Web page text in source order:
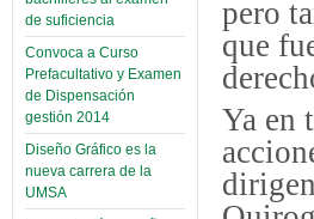
de suficiencia
Convoca a Curso
Prefacultativo y Examen
de Dispensación
gestión 2014
Diseño Gráfico es la
nueva carrera de la
UMSA
pero
que
Ya en